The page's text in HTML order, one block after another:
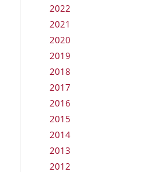
2022
2021
2020
2019
2018
2017
2016
2015
2014
2013
2012